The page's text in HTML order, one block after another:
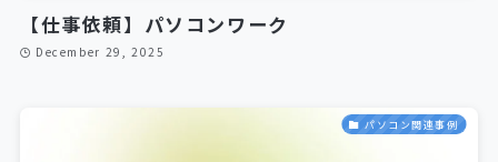
【仕事依頼】パソコンワーク
December 29, 2025
パソコン関連事例